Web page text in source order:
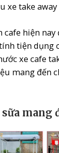
xe take
cafe hiện
tiện dụng
xe cafe
mang đến
mang